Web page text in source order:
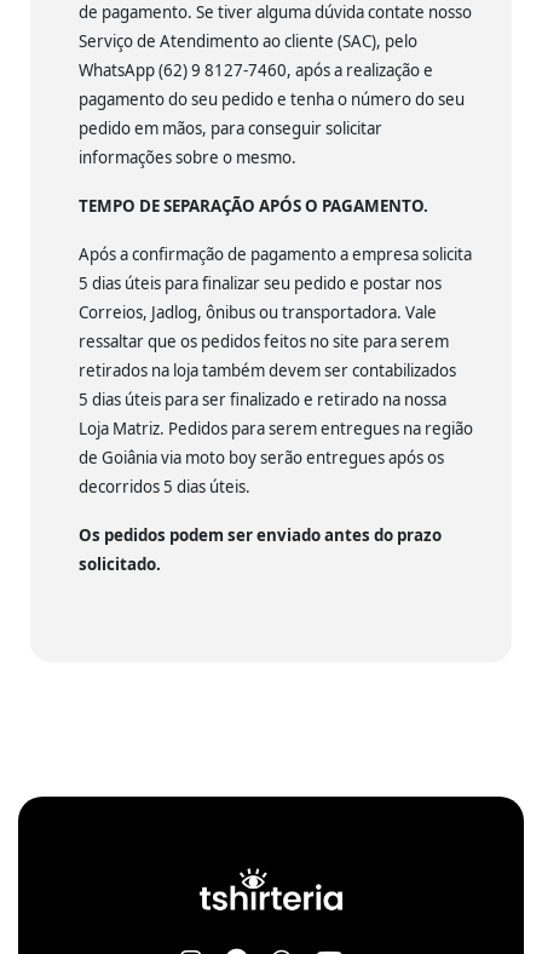
de pagamento. Se tiver alguma dúvida contate nosso
Serviço de Atendimento ao cliente (SAC), pelo
WhatsApp (62) 9 8127-7460, após a realização e
pagamento do seu pedido e tenha o número do seu
pedido em mãos, para conseguir solicitar
informações sobre o mesmo.
TEMPO DE SEPARAÇÃO APÓS O PAGAMENTO.
Após a confirmação de pagamento a empresa solicita
5 dias úteis para finalizar seu pedido e postar nos
Correios, Jadlog, ônibus ou transportadora. Vale
ressaltar que os pedidos feitos no site para serem
retirados na loja também devem ser contabilizados
5 dias úteis para ser finalizado e retirado na nossa
Loja Matriz. Pedidos para serem entregues na região
de Goiânia via moto boy serão entregues após os
decorridos 5 dias úteis.
Os pedidos podem ser enviado antes do prazo
solicitado.